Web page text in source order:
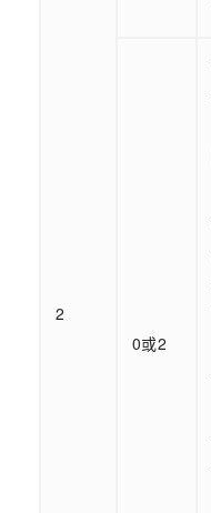
2
0或2